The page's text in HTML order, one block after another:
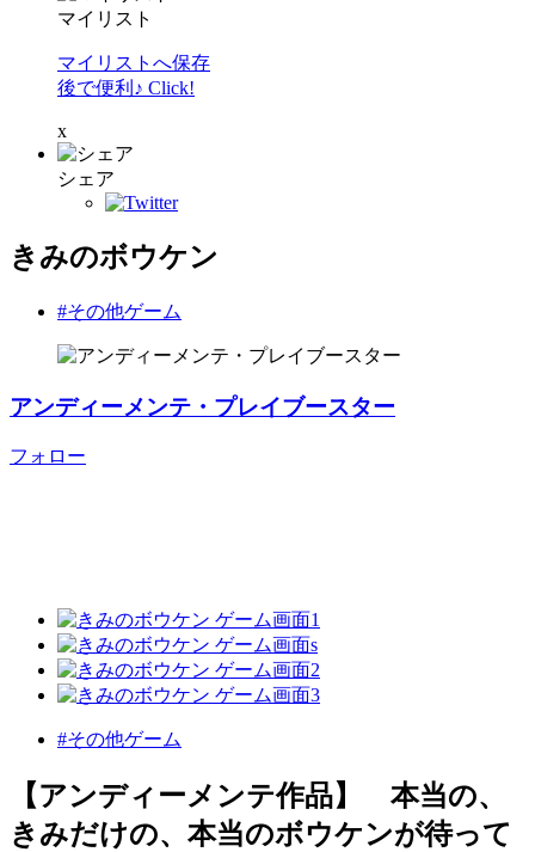
マイリスト
マイリストへ保存
後で便利♪ Click!
x
シェア
きみのボウケン
#その他ゲーム
アンディーメンテ・プレイブースター
フォロー
#その他ゲーム
【アンディーメンテ作品】 本当の、
きみだけの、本当のボウケンが待って